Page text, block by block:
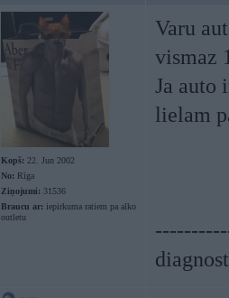
Kopš: 22. Jun 2002
No: Rīga
Ziņojumi: 31536
Braucu ar: iepirkuma ratiem pa alko
outletu
Varu
vismaz
Ja auto
lielam